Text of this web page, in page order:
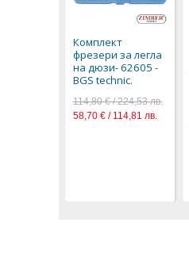
Комплект
фрезери за легла
на дюзи- 62605 -
BGS technic.
114,80 € / 224,53 лв.
58,70 € / 114,81 лв.